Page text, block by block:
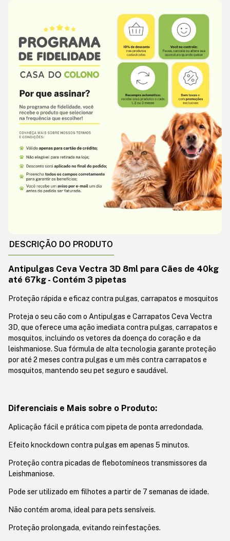
DESCRIÇÃO DO PRODUTO
Antipulgas Ceva Vectra 3D 8ml para Cães de 40kg
até 67kg - Contém 3 pipetas
Proteção rápida e eficaz contra pulgas, carrapatos e mosquitos
Proteja o seu cão com o Antipulgas e Carrapatos Ceva Vectra
3D, que oferece uma ação imediata contra pulgas, carrapatos e
mosquitos, incluindo os vetores da doença do coração e da
leishmaniose. Sua fórmula de alta tecnologia garante proteção
por até 2 meses contra pulgas e um mês contra carrapatos e
mosquitos, mantendo seu pet seguro e saudável.
Diferenciais e Mais sobre o Produto:
Aplicação fácil e prática com pipeta de ponta arredondada.
Efeito knockdown contra pulgas em apenas 5 minutos.
Proteção contra picadas de flebotomíneos transmissores da
Leishmaniose.
Pode ser utilizado em filhotes a partir de 7 semanas de idade.
Não contém aroma, ideal para pets sensíveis.
Proteção prolongada, evitando reinfestações.